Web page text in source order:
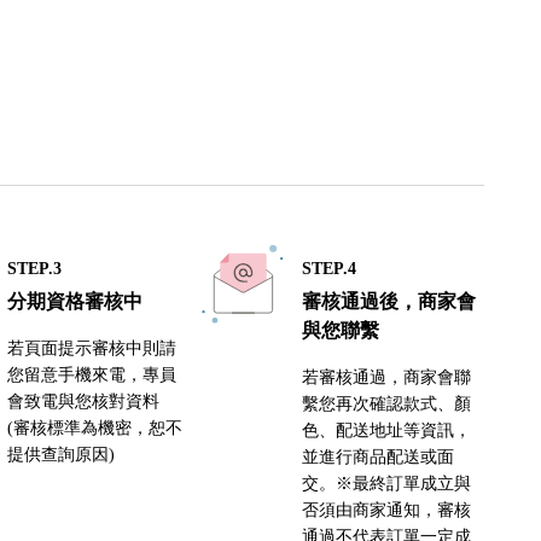
STEP.3
分期資格審核中
若頁面提示審核中則請
您留意手機來電，專員
會致電與您核對資料
(審核標準為機密，恕不
提供查詢原因)
STEP.4
審核通過後，商家會
與您聯繫
若審核通過，商家會聯
繫您再次確認款式、顏
色、配送地址等資訊，
並進行商品配送或面
交。※最終訂單成立與
否須由商家通知，審核
通過不代表訂單一定成